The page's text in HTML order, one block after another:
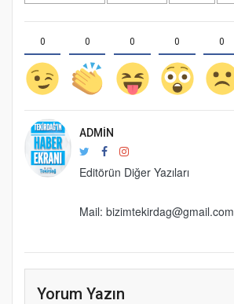
0 0 0 0 0
ADMIN
Editörün Diğer Yazıları
Mail: bizimtekirdag@gmail.com
Yorum Yazın